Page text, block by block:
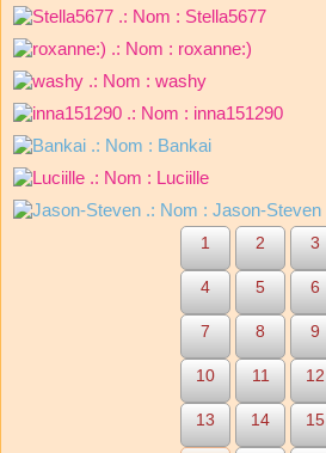
.: Nom : Stella5677
.: Nom : roxanne:)
.: Nom : washy
.: Nom : inna151290
.: Nom : Bankai
.: Nom : Luciille
.: Nom : Jason-Steven
1 2 3
4 5 6
7 8 9
10 11 12
13 14 15